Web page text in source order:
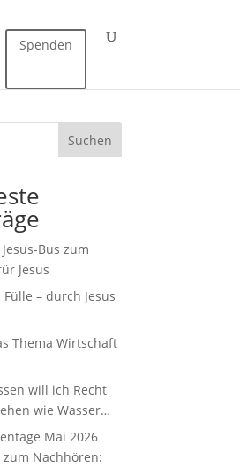
Spenden
Suchen
Bus zum
Jesus
– durch Jesus
Thema Wirtschaft
will ich Recht
wie Wasser…
Mai 2026
zum Nachhören: